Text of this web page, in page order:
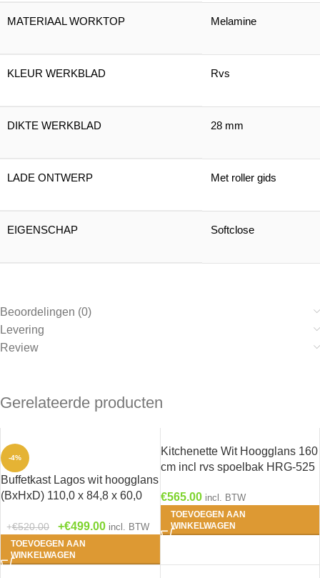
MATERIAAL WORKTOP Melamine
KLEUR WERKBLAD Rvs
DIKTE WERKBLAD 28 mm
LADE ONTWERP Met roller gids
EIGENSCHAP Softclose
Beoordelingen (0)
Levering
Review
Gerelateerde producten
-4%
Buffetkast Lagos wit hoogglans
(BxHxD) 110,0 x 84,8 x 60,0
€520.00 €499.00 incl. BTW
TOEVOEGEN AAN
WINKELWAGEN
Kitchenette Wit Hoogglans 160
cm incl rvs spoelbak HRG-525
€565.00 incl. BTW
TOEVOEGEN AAN
WINKELWAGEN